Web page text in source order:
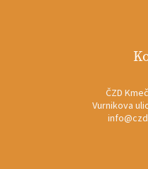
ČZD
Vurnikova